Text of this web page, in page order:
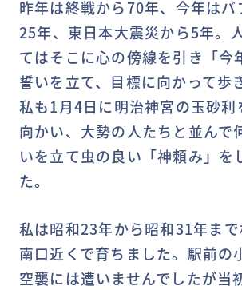
昨年は終戦から70年、今年はバ
25年、東日本大震災から5年。
てはそこに心の傍線を引き「今
誓いを立て、目標に向かって歩
私も1月4日に明治神宮の玉砂利
向かい、大勢の人たちと並んで
いを立て虫の良い「神頼み」を
た。
私は昭和23年から昭和31年ま
南口近くで育ちました。駅前の
空襲には遭いませんでしたが当